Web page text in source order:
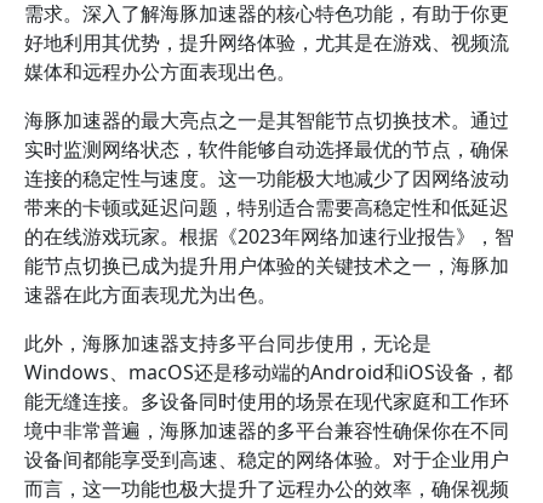
需求。深入了解海豚加速器的核心特色功能，有助于你更
好地利用其优势，提升网络体验，尤其是在游戏、视频流
媒体和远程办公方面表现出色。
海豚加速器的最大亮点之一是其智能节点切换技术。通过
实时监测网络状态，软件能够自动选择最优的节点，确保
连接的稳定性与速度。这一功能极大地减少了因网络波动
带来的卡顿或延迟问题，特别适合需要高稳定性和低延迟
的在线游戏玩家。根据《2023年网络加速行业报告》，智
能节点切换已成为提升用户体验的关键技术之一，海豚加
速器在此方面表现尤为出色。
此外，海豚加速器支持多平台同步使用，无论是
Windows、macOS还是移动端的Android和iOS设备，都
能无缝连接。多设备同时使用的场景在现代家庭和工作环
境中非常普遍，海豚加速器的多平台兼容性确保你在不同
设备间都能享受到高速、稳定的网络体验。对于企业用户
而言，这一功能也极大提升了远程办公的效率，确保视频